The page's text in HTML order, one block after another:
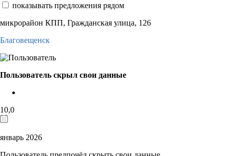
показывать предложения рядом
микрорайон КПП, Гражданская улица, 126
Благовещенск
Пользователь скрыл свои данные
10,0
январь 2026